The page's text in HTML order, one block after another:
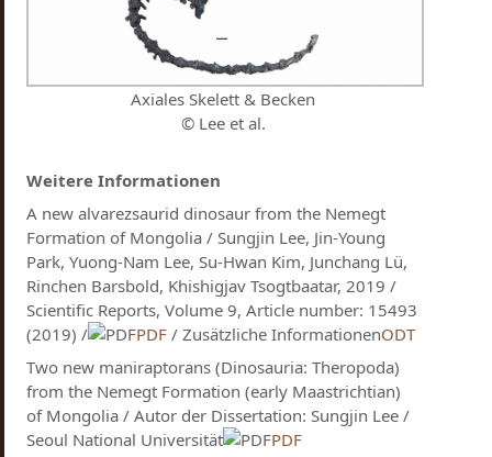
Axiales Skelett & Becken
© Lee et al.
Weitere Informationen
A new alvarezsaurid dinosaur from the Nemegt
Formation of Mongolia / Sungjin Lee, Jin-Young
Park, Yuong-Nam Lee, Su-Hwan Kim, Junchang Lü,
Rinchen Barsbold, Khishigjav Tsogtbaatar, 2019 /
Scientific Reports, Volume 9, Article number: 15493
(2019) /
PDF / Zusätzliche InformationenODT
Two new maniraptorans (Dinosauria: Theropoda)
from the Nemegt Formation (early Maastrichtian)
of Mongolia / Autor der Dissertation: Sungjin Lee /
Seoul National Universität
PDF